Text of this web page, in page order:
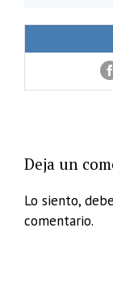
Deja un
Lo siento,
comentario.